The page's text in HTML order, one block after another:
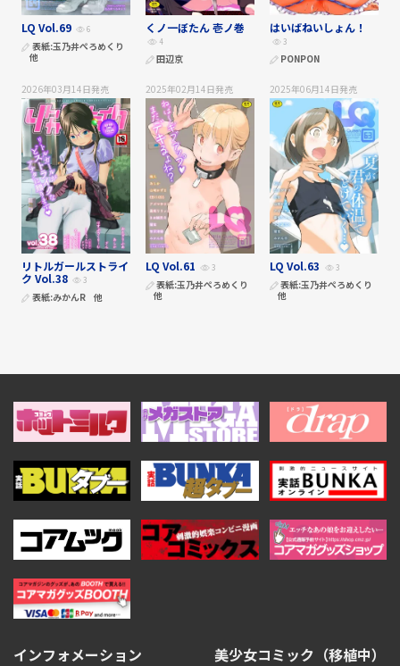
LQ Vol.69 6
表紙:玉乃井ぺろめくり
他
くノ一ぼたん 壱ノ巻
4
田辺京
はいばねいしょん！
3
PONPON
2026年03月14日発売
リトルガールストライ
ク Vol.38
3
表紙:みかんR 他
2025年02月14日発売
LQ Vol.61 3
表紙:玉乃井ぺろめくり
他
2025年06月14日発売
LQ Vol.63 3
表紙:玉乃井ぺろめくり
他
インフォメーション
美少女コミック（移植中）